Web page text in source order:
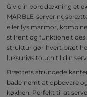
Giv din borddækning et
MARBLE-
eller lys marmor,
stilrent og funktionelt
struktur gør hvert bræt
luksuriøs touch til din
Brættets afrundede
både nemt at opbevare
køkken. Perfekt til at